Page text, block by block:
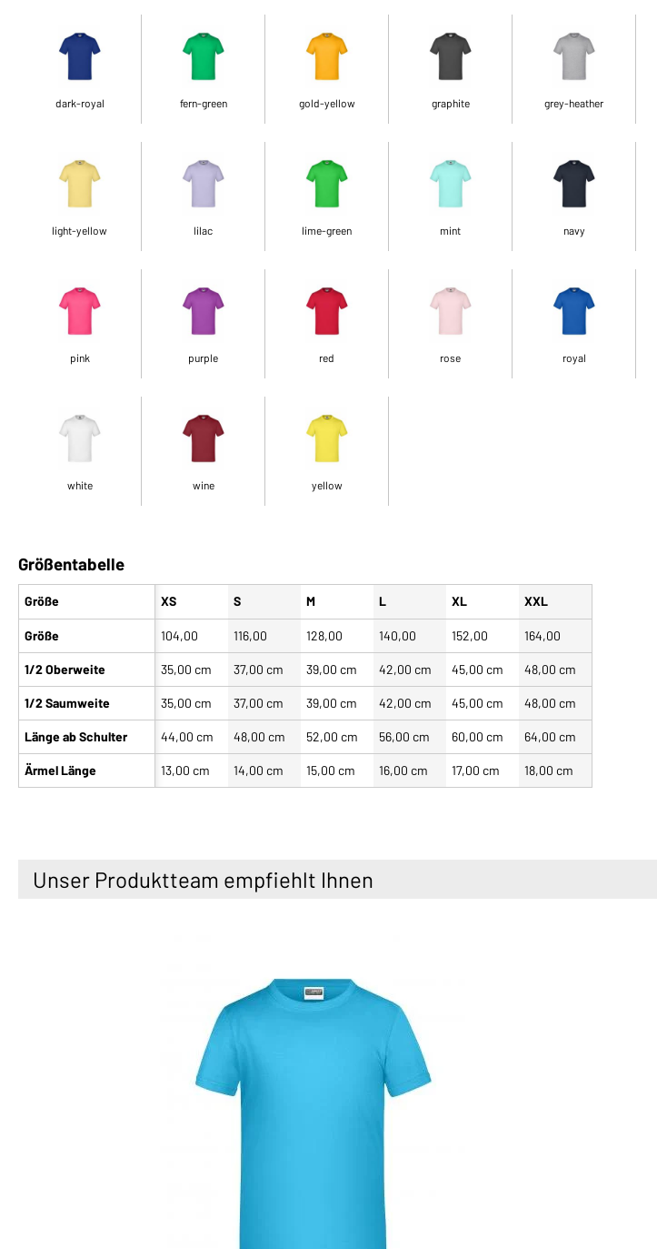
dark-royal fern-green gold-yellow graphite grey-heather
light-yellow lilac lime-green mint navy
pink purple red rose royal
white wine yellow
Größentabelle
Größe
Größe
1/2 Oberweite
1/2 Saumweite
Länge ab Schulter
Ärmel Länge
XS S M L XL XXL
104,00 116,00 128,00 140,00 152,00 164,00
35,00 cm 37,00 cm 39,00 cm 42,00 cm 45,00 cm 48,00 cm
35,00 cm 37,00 cm 39,00 cm 42,00 cm 45,00 cm 48,00 cm
44,00 cm 48,00 cm 52,00 cm 56,00 cm 60,00 cm 64,00 cm
13,00 cm 14,00 cm 15,00 cm 16,00 cm 17,00 cm 18,00 cm
Unser Produktteam empfiehlt Ihnen